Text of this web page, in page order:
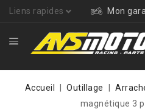
Liens rapides Mon
Accueil Outillage
magnétique 3